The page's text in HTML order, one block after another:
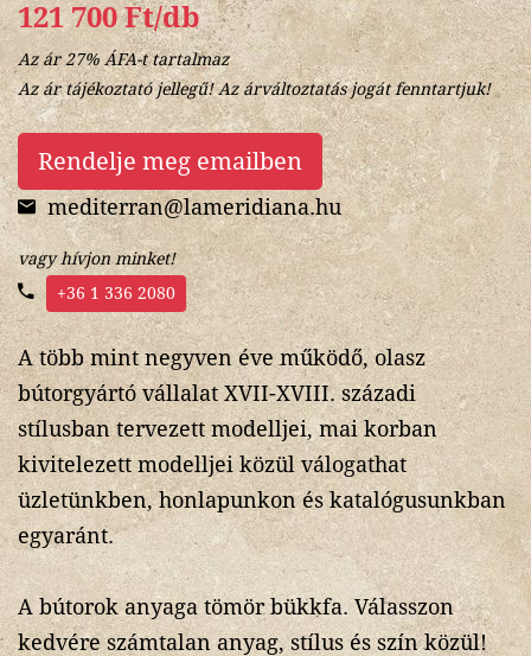
121 700 Ft/db
Az ár 27% ÁFA-t tartalmaz
Az ár tájékoztató jellegű! Az árváltoztatás jogát fenntartjuk!
Rendelje meg emailben
mediterran@lameridiana.hu
vagy hívjon minket!
+36 1 336 2080
A több mint negyven éve működő, olasz
bútorgyártó vállalat XVII-XVIII. századi
stílusban tervezett modelljei, mai korban
kivitelezett modelljei közül válogathat
üzletünkben, honlapunkon és katalógusunkban
egyaránt.
A bútorok anyaga tömör bükkfa. Válasszon
kedvére számtalan anyag, stílus és szín közül!